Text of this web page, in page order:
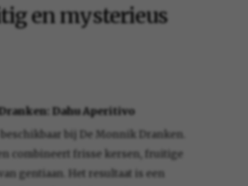
en mysterieus
Dahu Aperitivo
bij De Monnik Dranken.
combineert frisse kersen, fruitige
gentiaan. Het resultaat is een